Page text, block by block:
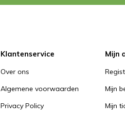
Klantenservice
Over ons
Algemene voorwaarden
Privacy Policy
Mijn
Mijn
Mijn